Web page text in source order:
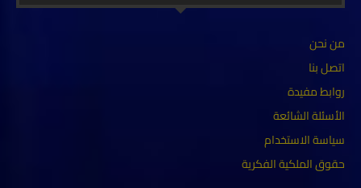
من نحن
اتصل بنا
روابط مفيدة
الأسئلة الشائعة
سياسة الاستخدام
حقوق الملكية الفكرية